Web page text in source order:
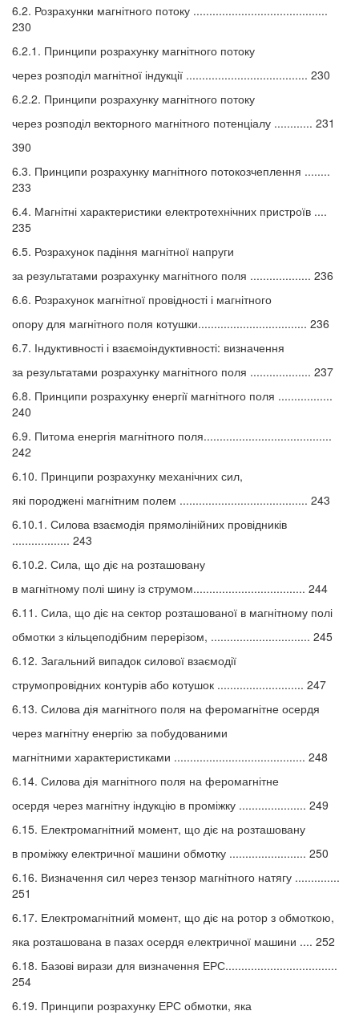
6.2. Розрахунки магнітного потоку ..........................................
230
6.2.1. Принципи розрахунку магнітного потоку
через розподіл магнітної індукції ...................................... 230
6.2.2. Принципи розрахунку магнітного потоку
через розподіл векторного магнітного потенціалу ............ 231
390
6.3. Принципи розрахунку магнітного потокозчеплення ........
233
6.4. Магнітні характеристики електротехнічних пристроїв ....
235
6.5. Розрахунок падіння магнітної напруги
за результатами розрахунку магнітного поля ................... 236
6.6. Розрахунок магнітної провідності і магнітного
опору для магнітного поля котушки.................................. 236
6.7. Індуктивності і взаємоіндуктивності: визначення
за результатами розрахунку магнітного поля ................... 237
6.8. Принципи розрахунку енергії магнітного поля .................
240
6.9. Питома енергія магнітного поля........................................
242
6.10. Принципи розрахунку механічних сил,
які породжені магнітним полем ........................................ 243
6.10.1. Силова взаємодія прямолінійних провідників
.................. 243
6.10.2. Сила, що діє на розташовану
в магнітному полі шину із струмом................................... 244
6.11. Сила, що діє на сектор розташованої в магнітному полі
обмотки з кільцеподібним перерізом, ............................... 245
6.12. Загальний випадок силової взаємодії
струмопровідних контурів або котушок ........................... 247
6.13. Силова дія магнітного поля на феромагнітне осердя
через магнітну енергію за побудованими
магнітними характеристиками ......................................... 248
6.14. Силова дія магнітного поля на феромагнітне
осердя через магнітну індукцію в проміжку ..................... 249
6.15. Електромагнітний момент, що діє на розташовану
в проміжку електричної машини обмотку ........................ 250
6.16. Визначення сил через тензор магнітного натягу ..............
251
6.17. Електромагнітний момент, що діє на ротор з обмоткою,
яка розташована в пазах осердя електричної машини .... 252
6.18. Базові вирази для визначення ЕРС...................................
254
6.19. Принципи розрахунку ЕРС обмотки, яка